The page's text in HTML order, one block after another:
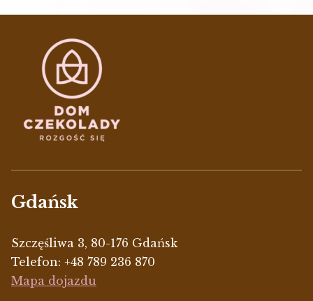
Gdańsk
Szczęśliwa 3, 80-176 Gdańsk
Telefon: +48 789 236 870
Mapa dojazdu